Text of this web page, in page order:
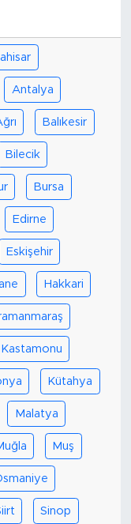
Antalya
Balıkesir
Bilecik
Bursa
Edirne
Eskişehir
Hakkari
Kastamonu
Kütahya
Malatya
Muş
Sinop